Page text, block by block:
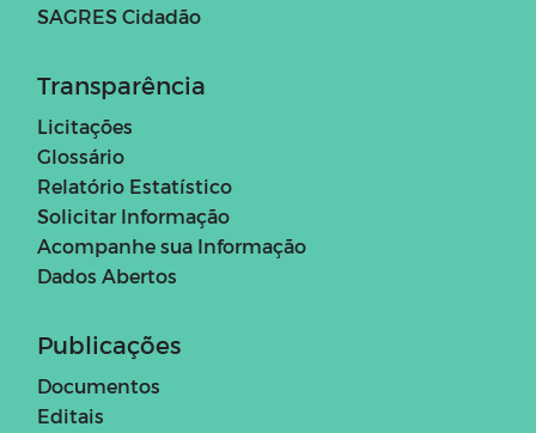
SAGRES Cidadão
Transparência
Licitações
Glossário
Relatório Estatístico
Solicitar Informação
Acompanhe sua Informação
Dados Abertos
Publicações
Documentos
Editais